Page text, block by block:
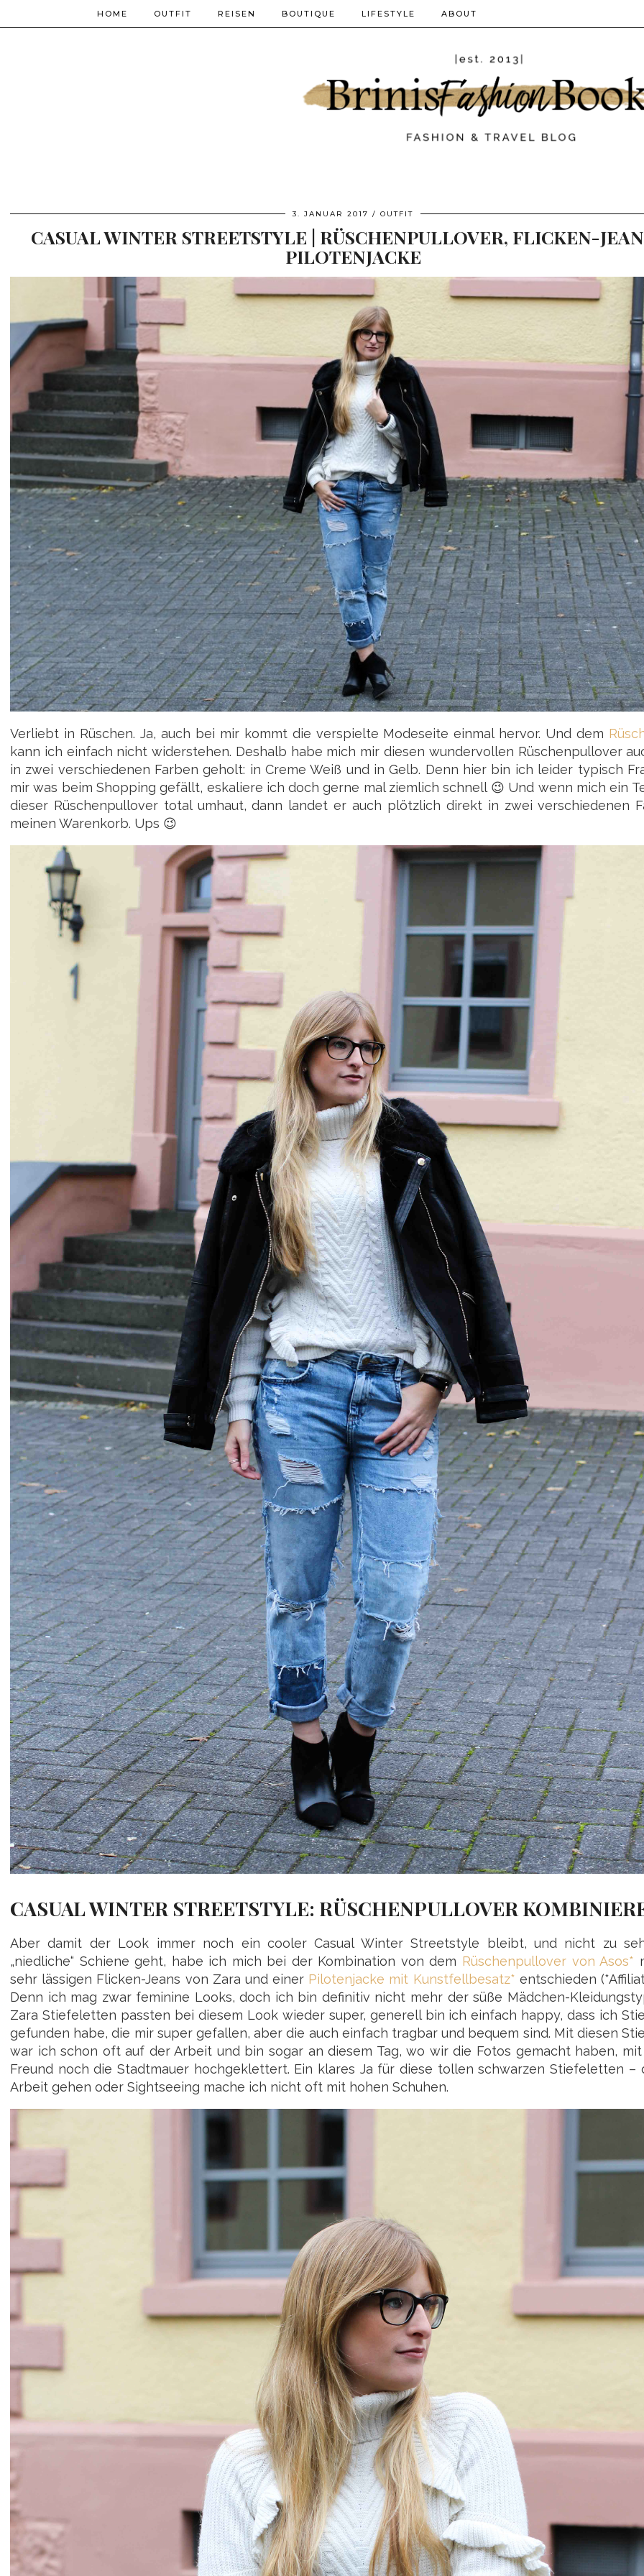
HOME OUTFIT REISEN BOUTIQUE LIFESTYLE ABOUT
3. JANUAR 2017 OUTFIT
CASUAL WINTER STREETSTYLE | RÜSCHENPULLOVER, FLICKEN-
PILOTENJACKE
Verliebt in Rüschen. Ja, auch bei mir kommt die verspielte Modeseite einmal hervor. Und dem
kann ich einfach nicht widerstehen. Deshalb habe mich mir diesen wundervollen Rüschenpullover
in zwei verschiedenen Farben geholt: in Creme Weiß und in Gelb. Denn hier bin ich leider typisch
mir was beim Shopping gefällt, eskaliere ich doch gerne mal ziemlich schnell 😉 Und wenn mich ein
dieser Rüschenpullover total umhaut, dann landet er auch plötzlich direkt in zwei verschiedenen
meinen Warenkorb. Ups 😉
CASUAL WINTER STREETSTYLE: RÜSCHENPULLOVER
Aber damit der Look immer noch ein cooler Casual Winter Streetstyle bleibt, und nicht zu
„niedliche“ Schiene geht, habe ich mich bei der Kombination von dem Rüschenpullover von Asos*
sehr lässigen Flicken-Jeans von Zara und einer Pilotenjacke mit Kunstfellbesatz* entschieden
Denn ich mag zwar feminine Looks, doch ich bin definitiv nicht mehr der süße Mädchen-
Zara Stiefeletten passten bei diesem Look wieder super, generell bin ich einfach happy, dass ich
gefunden habe, die mir super gefallen, aber die auch einfach tragbar und bequem sind. Mit diesen
war ich schon oft auf der Arbeit und bin sogar an diesem Tag, wo wir die Fotos gemacht haben,
Freund noch die Stadtmauer hochgeklettert. Ein klares Ja für diese tollen schwarzen Stiefeletten –
Arbeit gehen oder Sightseeing mache ich nicht oft mit hohen Schuhen.